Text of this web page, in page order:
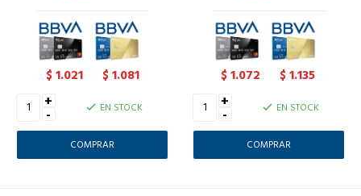
$1.021 $1.081
+
- EN STOCK
$1.072 $1.135
+
- EN STOCK